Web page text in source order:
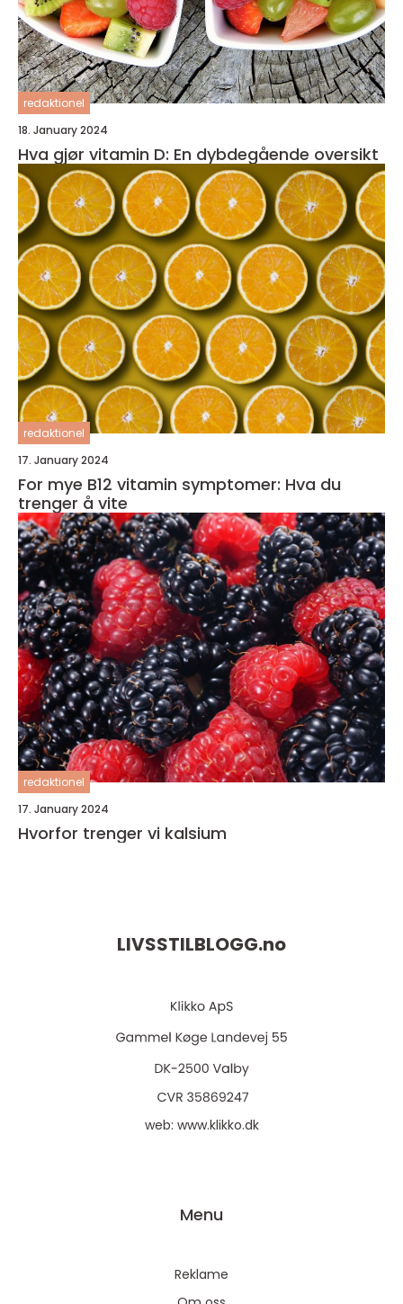
redaktionel
18. January 2024
Hva gjør vitamin D: En dybdegående oversikt
redaktionel
17. January 2024
For mye B12 vitamin symptomer: Hva du
trenger å vite
redaktionel
17. January 2024
Hvorfor trenger vi kalsium
LIVSSTILBLOGG.no
web: www.klikko.dk
Menu
Reklame